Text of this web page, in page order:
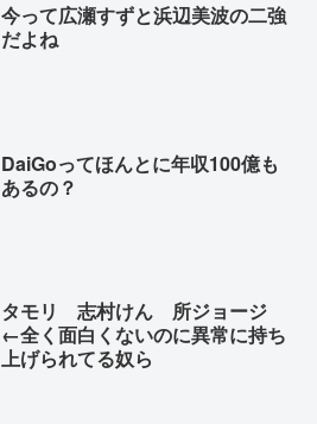
今って広瀬すずと浜辺美波の二強
だよね
DaiGoってほんとに年収100億も
あるの？
タモリ 志村けん 所ジョージ
←全く面白くないのに異常に持ち
上げられてる奴ら